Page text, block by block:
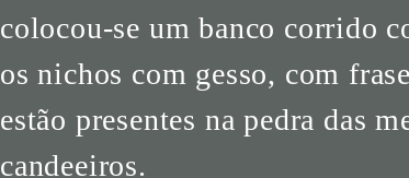
colocou-se um banco corrido
os nichos com gesso, com
estão presentes na pedra das
candeeiros.